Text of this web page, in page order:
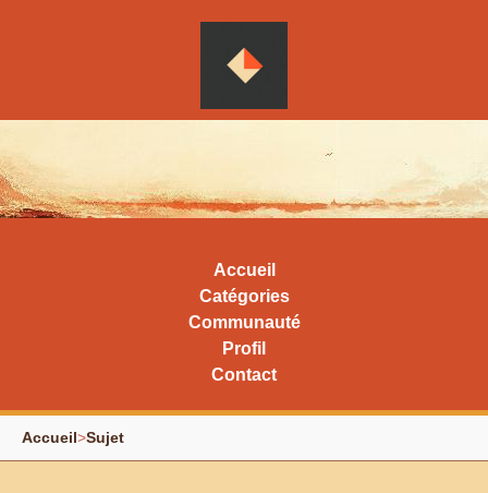
Accueil
Catégories
Communauté
Profil
Contact
Accueil>Sujet